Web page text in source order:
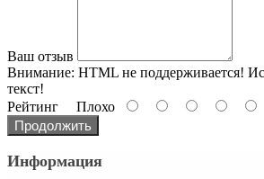
Ваш отзыв
Внимание: HTML не поддерживается!
текст!
Рейтинг Плохо
Продолжить
Информация